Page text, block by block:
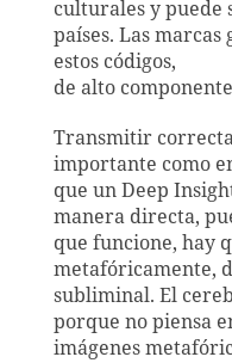
culturales y puede
países. Las marcas
estos códigos,
de alto
Transmitir
importante como
que un Deep
manera directa,
que funcione, hay
metafóricamente,
subliminal. El
porque no piensa
imágenes